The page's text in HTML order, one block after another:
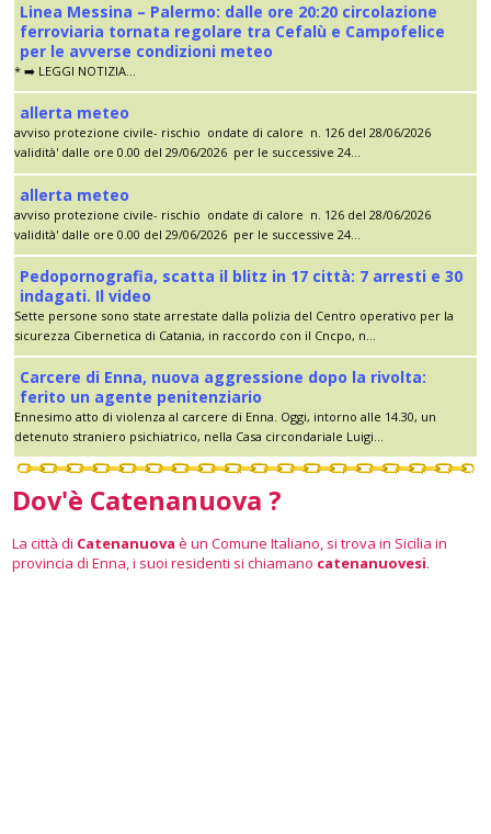
Linea Messina – Palermo: dalle ore 20:20 circolazione
ferroviaria tornata regolare tra Cefalù e Campofelice
per le avverse condizioni meteo
* ➡️ LEGGI NOTIZIA...
allerta meteo
avviso protezione civile- rischio ondate di calore n. 126 del 28/06/2026
validità' dalle ore 0.00 del 29/06/2026 per le successive 24...
allerta meteo
avviso protezione civile- rischio ondate di calore n. 126 del 28/06/2026
validità' dalle ore 0.00 del 29/06/2026 per le successive 24...
Pedopornografia, scatta il blitz in 17 città: 7 arresti e 30
indagati. Il video
Sette persone sono state arrestate dalla polizia del Centro operativo per la
sicurezza Cibernetica di Catania, in raccordo con il Cncpo, n...
Carcere di Enna, nuova aggressione dopo la rivolta:
ferito un agente penitenziario
Ennesimo atto di violenza al carcere di Enna. Oggi, intorno alle 14.30, un
detenuto straniero psichiatrico, nella Casa circondariale Luigi...
Dov'è Catenanuova ?
La città di Catenanuova è un Comune Italiano, si trova in Sicilia in
provincia di Enna, i suoi residenti si chiamano catenanuovesi.